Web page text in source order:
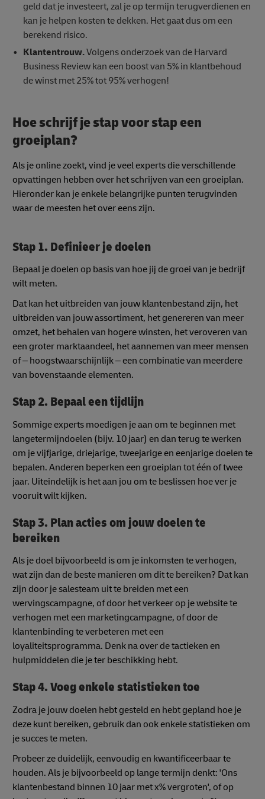
geld dat je investeert, zal je op termijn terugverdienen en
kan je helpen kosten te dekken. Het gaat dus om een
berekend risico.
Klantentrouw.Volgens onderzoek van de Harvard
Business Review kan een boost van 5% in klantbehoud
de winst met 25% tot 95% verhogen!
Hoe schrijf je stap voor stap een
groeiplan?
Als je online zoekt, vind je veel experts die verschillende
opvattingen hebben over het schrijven van een groeiplan.
Hieronder kan je enkele belangrijke punten terugvinden
waar de meesten het over eens zijn.
Stap 1. Definieer je doelen
Bepaal je doelen op basis van hoe jij de groei van je bedrijf
wilt meten.
Dat kan het uitbreiden van jouw klantenbestand zijn, het
uitbreiden van jouw assortiment, het genereren van meer
omzet, het behalen van hogere winsten, het veroveren van
een groter marktaandeel, het aannemen van meer mensen
of – hoogstwaarschijnlijk – een combinatie van meerdere
van bovenstaande elementen.
Stap 2. Bepaal een tijdlijn
Sommige experts moedigen je aan om te beginnen met
langetermijndoelen (bijv. 10 jaar) en dan terug te werken
om je vijfjarige, driejarige, tweejarige en eenjarige doelen te
bepalen. Anderen beperken een groeiplan tot één of twee
jaar. Uiteindelijk is het aan jou om te beslissen hoe ver je
vooruit wilt kijken.
Stap 3. Plan acties om jouw doelen te
bereiken
Als je doel bijvoorbeeld is om je inkomsten te verhogen,
wat zijn dan de beste manieren om dit te bereiken? Dat kan
zijn door je salesteam uit te breiden met een
wervingscampagne, of door het verkeer op je website te
verhogen met een marketingcampagne, of door de
klantenbinding te verbeteren met een
loyaliteitsprogramma. Denk na over de tactieken en
hulpmiddelen die je ter beschikking hebt.
Stap 4. Voeg enkele statistieken toe
Zodra je jouw doelen hebt gesteld en hebt gepland hoe je
deze kunt bereiken, gebruik dan ook enkele statistieken om
je succes te meten.
Probeer ze duidelijk, eenvoudig en kwantificeerbaar te
houden. Als je bijvoorbeeld op lange termijn denkt: 'Ons
klantenbestand binnen 10 jaar met x% vergroten', of op